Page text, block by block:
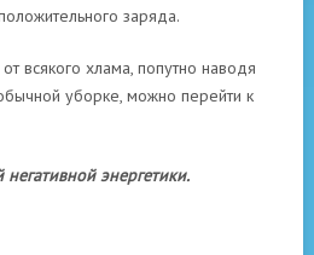
заряда.
всякого хлама, попутно наводя
уборке, можно перейти к
энергетики.